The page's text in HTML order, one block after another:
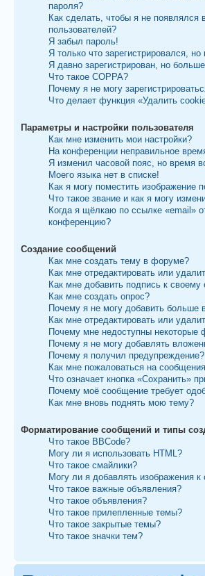
пароля?
Как сделать, чтобы я не появлялся
пользователей?
Я забыл пароль!
Я только что зарегистрировался, но
Я давно зарегистрирован, но
Что такое COPPA?
Почему я не могу
Что делает функция «Удалить
Параметры и настройки пользователя
Как мне изменить мои настройки?
На конференции неправильное
Я изменил часовой пояс, но время
Моего языка нет в списке!
Как я могу поместить изображение
Что такое звание и как я могу
Когда я щёлкаю по ссылке «email»
конференцию?
Создание сообщений
Как мне создать тему в форуме?
Как мне отредактировать или
Как мне добавить подпись к
Как мне создать опрос?
Почему я не могу добавить больше
Как мне отредактировать или
Почему мне недоступны некоторые
Почему я не могу добавлять
Почему я получил предупреждение?
Как мне пожаловаться на
Что означает кнопка «Сохранить»
Почему моё сообщение требует
Как мне вновь поднять мою тему?
Форматирование сообщений и типы
Что такое BBCode?
Могу ли я использовать HTML?
Что такое смайлики?
Могу ли я добавлять изображения
Что такое важные объявления?
Что такое объявления?
Что такое прилепленные темы?
Что такое закрытые темы?
Что такое значки тем?